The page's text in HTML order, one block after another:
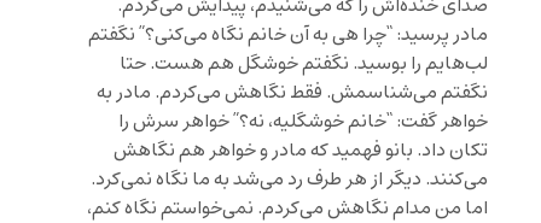
مادر پرسید: “چرا هی به آن خانم نگاه می‌کنی؟” نگفتم
لب‌هایم را بوسید. نگفتم خوشگل هم هست. حتا
نگفتم می‌شناسمش. فقط نگاهش می‌کردم. مادر به
خواهر گفت: “خانم خوشگلیه، نه؟” خواهر سرش را
تکان داد. بانو فهمید که مادر و خواهر هم نگاهش
می‌کنند. دیگر از هر طرف رد می‌شد به ما نگاه نمی‌کرد.
اما من مدام نگاهش می‌کردم. نمی‌خواستم نگاه کنم،